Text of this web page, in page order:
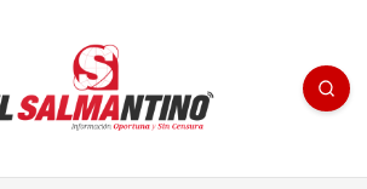
- medios/noticias/editorial